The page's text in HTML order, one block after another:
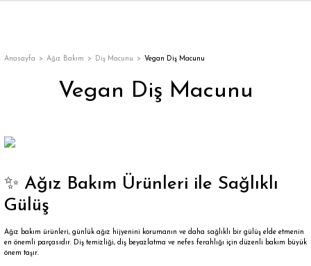
Diş Macunu
Beyazlatıcı Diş Macunu
Takma Tırnak
Bütün Takma Kirpik
Bayan Ayakkabı
Takma Kirpik Yapıştırıcısı
Tekli Takma Kirpik Yapıştırıcısı
Anasayfa Ağız Bakım Diş Macunu Vegan Diş Macunu
Vegan Diş Macunu
✨ Ağız Bakım Ürünleri ile Sağlıklı
Gülüş
Ağız bakım ürünleri, günlük ağız hijyenini korumanın ve daha sağlıklı bir gülüş elde etmenin
en önemli parçasıdır. Diş temizliği, diş beyazlatma ve nefes ferahlığı için düzenli bakım büyük
önem taşır.